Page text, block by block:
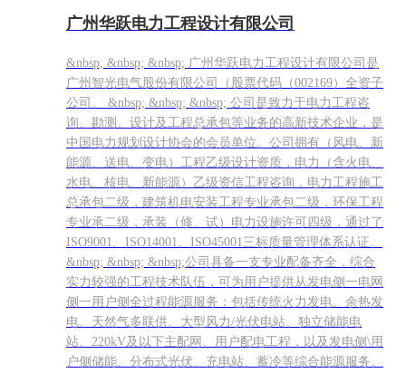
广州华跃电力工程设计有限公司
&nbsp; &nbsp; &nbsp; 广州华跃电力工程设计有限公司是
广州智光电气股份有限公司（股票代码（002169）全资子
公司。 &nbsp; &nbsp; &nbsp; 公司是致力于电力工程咨
询、勘测、设计及工程总承包等业务的高新技术企业，是
中国电力规划设计协会的会员单位。公司拥有（风电、新
能源、送电、变电）工程乙级设计资质，电力（含火电、
水电、核电、新能源）乙级资信工程咨询，电力工程施工
总承包二级，建筑机电安装工程专业承包二级，环保工程
专业承二级，承装（修、试）电力设施许可四级，通过了
ISO9001、ISO14001、ISO45001三标质量管理体系认证。
&nbsp; &nbsp; &nbsp;公司具备一支专业配备齐全，综合
实力较强的工程技术队伍，可为用户提供从发电侧一电网
侧一用户侧全过程能源服务：包括传统火力发电、余热发
电、天然气多联供、大型风力/光伏电站、独立储能电
站、220kV及以下主配网、用户配电工程，以及发电侧\用
户侧储能、分布式光伏、充电站、蓄冷等综合能源服务。